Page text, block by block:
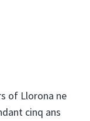
of Llorona ne
cinq ans